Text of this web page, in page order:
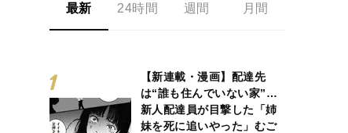
最新 24時間 週間 月間
【新連載・漫画】配達先
は“誰も住んでいない家”…
新人配達員が目撃した「姉
妹を死に追いやった」むご